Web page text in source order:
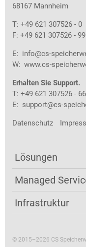
68167 Mannheim
T: +49 621 307526 - 0
F: +49 621 307526 - 99
E: info@cs-
W: www.cs-
Erhalten Sie Support.
T: +49 621 307526 - 66
E: support@cs-
Datenschutz
Lösungen
Managed
Infrastruktur
© 2015–2026 CS